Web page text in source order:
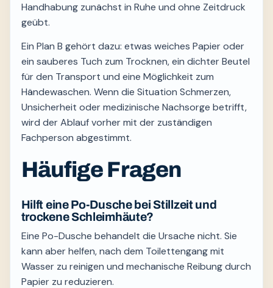
Handhabung zunächst in Ruhe und ohne Zeitdruck
geübt.
Ein Plan B gehört dazu: etwas weiches Papier oder
ein sauberes Tuch zum Trocknen, ein dichter Beutel
für den Transport und eine Möglichkeit zum
Händewaschen. Wenn die Situation Schmerzen,
Unsicherheit oder medizinische Nachsorge betrifft,
wird der Ablauf vorher mit der zuständigen
Fachperson abgestimmt.
Häufige Fragen
Hilft eine Po-Dusche bei Stillzeit und
trockene Schleimhäute?
Eine Po-Dusche behandelt die Ursache nicht. Sie
kann aber helfen, nach dem Toilettengang mit
Wasser zu reinigen und mechanische Reibung durch
Papier zu reduzieren.